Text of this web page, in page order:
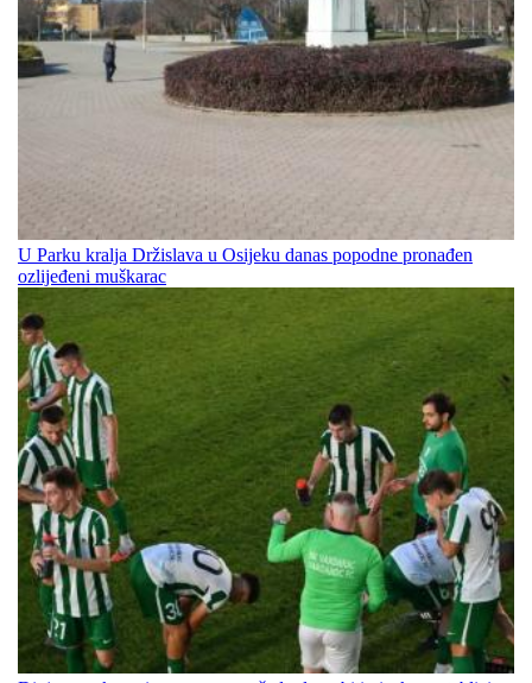
U Parku kralja Držislava u Osijeku danas popodne pronađen
ozlijeđeni muškarac